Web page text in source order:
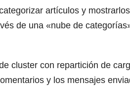
artículos y
de una «nube de
cluster con repartición de
y los mensajes